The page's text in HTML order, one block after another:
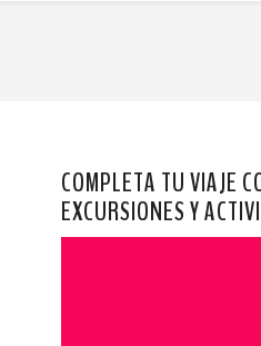
COMPLETA TU VIAJE
EXCURSIONES Y